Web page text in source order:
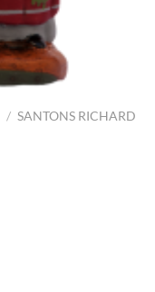
/ SANTONS RICHARD